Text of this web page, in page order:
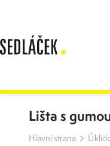
Lišta s
Hlavní strana